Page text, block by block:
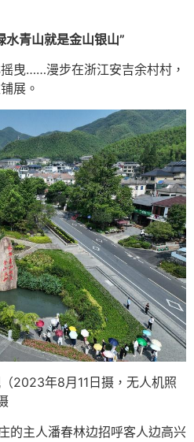
水青山就是金山银山”
曳……漫步在浙江安吉余村村，
展。
2023年8月11日摄，无人机照
的主人潘春林边招呼客人边高兴